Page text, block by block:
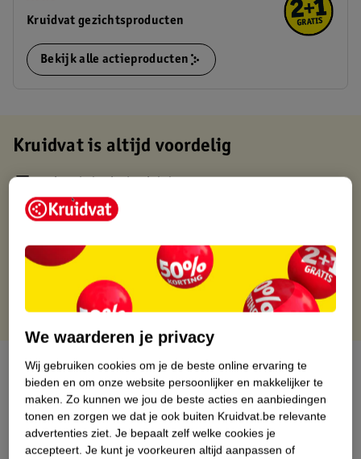
Kruidvat gezichtsproducten
Bekijk alle actieproducten
Kruidvat is altijd voordelig
Op werkdagen voor 22:00 uur besteld, volgende dag in huis
Gratis thuisbezorgd vanaf 50.00
Gratis punten met je Kruidvat kaart
Over dit product
Productinformatie
Etiketinformatie
We waarderen je privacy
Wij gebruiken cookies om je de beste online ervaring te
bieden en om onze website persoonlijker en makkelijker te
maken. Zo kunnen we jou de beste acties en aanbiedingen
tonen en zorgen we dat je ook buiten Kruidvat.be relevante
advertenties ziet. Je bepaalt zelf welke cookies je
accepteert. Je kunt je voorkeuren altijd aanpassen of